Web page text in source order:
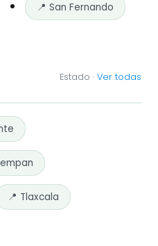
📍 San Fernando
Estado · Ver todas
📍 Tlaxcala